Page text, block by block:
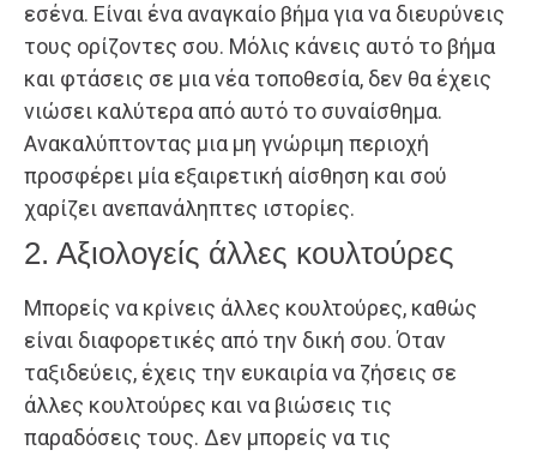
εσένα. Είναι ένα αναγκαίο βήμα για να διευρύνεις
τους ορίζοντες σου. Μόλις κάνεις αυτό το βήμα
και φτάσεις σε μια νέα τοποθεσία, δεν θα έχεις
νιώσει καλύτερα από αυτό το συναίσθημα.
Ανακαλύπτοντας μια μη γνώριμη περιοχή
προσφέρει μία εξαιρετική αίσθηση και σού
χαρίζει ανεπανάληπτες ιστορίες.
2. Αξιολογείς άλλες κουλτούρες
Μπορείς να κρίνεις άλλες κουλτούρες, καθώς
είναι διαφορετικές από την δική σου. Όταν
ταξιδεύεις, έχεις την ευκαιρία να ζήσεις σε
άλλες κουλτούρες και να βιώσεις τις
παραδόσεις τους. Δεν μπορείς να τις